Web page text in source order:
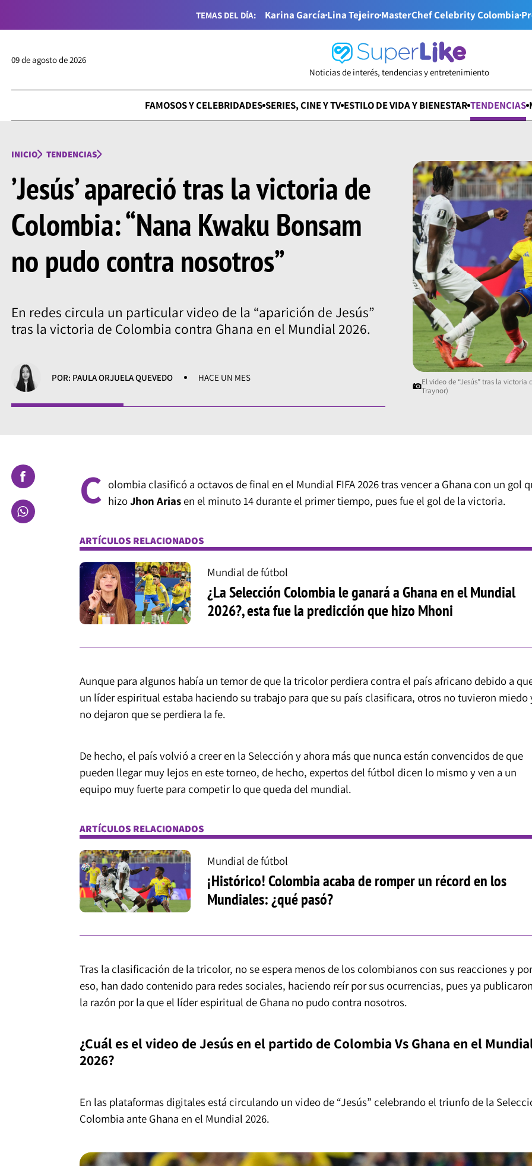
TEMAS DEL DÍA: Karina GarcíaLina TejeiroMasterChef Celebrity Colombia
09 de agosto de 2026
Noticias de interés, tendencias y entretenimiento
FAMOSOS Y CELEBRIDADES SERIES, CINE Y TV ESTILO DE VIDA Y BIENESTAR TENDENCIAS
INICIO TENDENCIAS
’Jesús’ apareció tras la victoria de
Colombia: “Nana Kwaku Bonsam
no pudo contra nosotros”
En redes circula un particular video de la “aparición de Jesús”
tras la victoria de Colombia contra Ghana en el Mundial 2026.
POR: PAULA ORJUELA QUEVEDO HACE UN MES
El video de “Jesús” tras la victoria
Traynor)
C olombia clasificó a octavos de final en el Mundial FIFA 2026tras vencer a Ghana con un gol
hizoJhon Ariasen el minuto 14 durante el primer tiempo, pues fue el gol de la victoria.
ARTÍCULOS RELACIONADOS
Mundial de fútbol
¿La Selección Colombia le ganará a Ghana en el Mundial
2026?, esta fue la predicción que hizo Mhoni
Aunque para algunos había un temor de que la tricolor perdiera contra el país africano debido a
un líder espiritual estaba haciendo su trabajo para que su país clasificara, otros no tuvieron miedo
no dejaron que se perdiera la fe.
De hecho, el país volvió a creer en la Selección y ahora más que nunca están convencidos de que
pueden llegar muy lejos en este torneo, de hecho, expertos del fútbol dicen lo mismo y ven a un
equipo muy fuerte para competir lo que queda del mundial.
ARTÍCULOS RELACIONADOS
Mundial de fútbol
¡Histórico! Colombia acaba de romper un récord en los
Mundiales: ¿qué pasó?
Tras la clasificación de la tricolor, no se espera menos de los colombianos con sus reacciones y por
eso, han dado contenido para redes sociales, haciendo reír por sus ocurrencias, pues ya
la razón por la que el líder espiritual de Ghana no pudo contra nosotros.
¿Cuál es el video de Jesús en el partido de Colombia Vs Ghana en el
2026?
En las plataformas digitales está circulando un video de “Jesús” celebrando el triunfo de la
Colombia ante Ghana en el Mundial 2026.